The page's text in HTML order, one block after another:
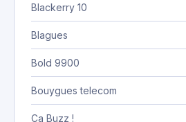
Blackerry 10
Blagues
Bold 9900
Bouygues telecom
Ça Buzz !